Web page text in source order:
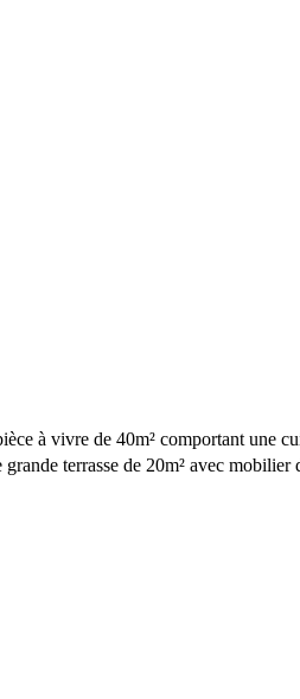
à vivre de 40m² comportant
terrasse de 20m² avec mobilier